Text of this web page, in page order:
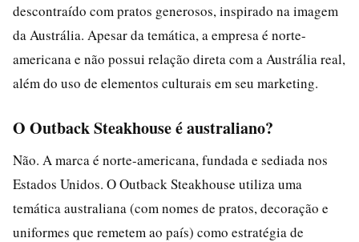
descontraído com pratos generosos, inspirado na imagem
da Austrália. Apesar da temática, a empresa é norte-
americana e não possui relação direta com a Austrália real,
além do uso de elementos culturais em seu marketing.
O Outback Steakhouse é australiano?
Não. A marca é norte-americana, fundada e sediada nos
Estados Unidos. O Outback Steakhouse utiliza uma
temática australiana (com nomes de pratos, decoração e
uniformes que remetem ao país) como estratégia de